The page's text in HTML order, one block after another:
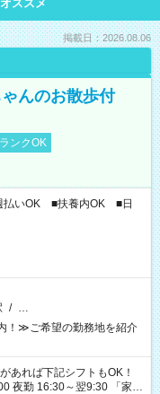
ススメ
掲載日：2026.08.06
んのお散歩付
ンクOK
払いOK ■扶養内OK ■日
/ …
！≫ご希望の勤務地を紹介
16:30～翌9:30 「家族